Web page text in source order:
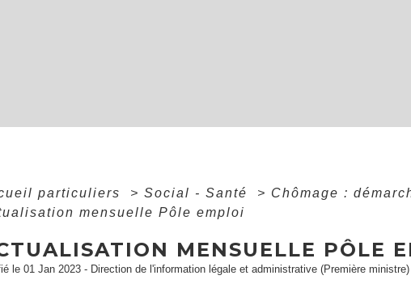
particuliers > Social - Santé > Chômage :
mensuelle Pôle emploi
MENSUELLE PÔLE
le 01 Jan 2023 - Direction de l'information légale et administrative (Première ministre)